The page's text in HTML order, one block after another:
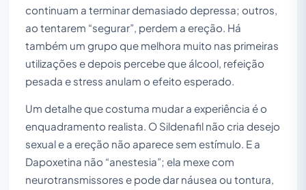
continuam a terminar demasiado depressa; outros,
ao tentarem “segurar”, perdem a ereção. Há
também um grupo que melhora muito nas primeiras
utilizações e depois percebe que álcool, refeição
pesada e stress anulam o efeito esperado.
Um detalhe que costuma mudar a experiência é o
enquadramento realista. O Sildenafil não cria desejo
sexual e a ereção não aparece sem estímulo. E a
Dapoxetina não “anestesia”; ela mexe com
neurotransmissores e pode dar náusea ou tontura,